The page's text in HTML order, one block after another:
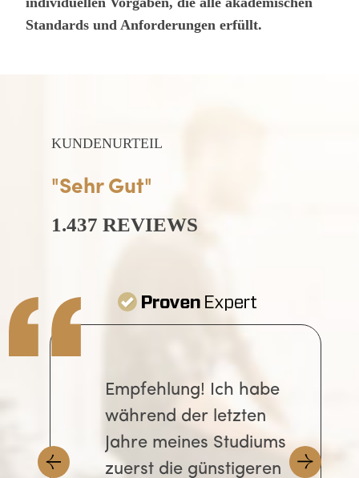
Standards und Anforderungen erfüllt.
KUNDENURTEIL
"Sehr Gut"
1.437 REVIEWS
Empfehlung! Ich habe
während der letzten
Jahre meines Studiums
zuerst die günstigeren